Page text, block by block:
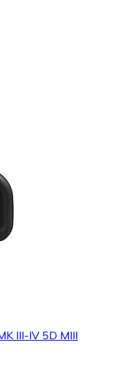
III-IV 5D MIII